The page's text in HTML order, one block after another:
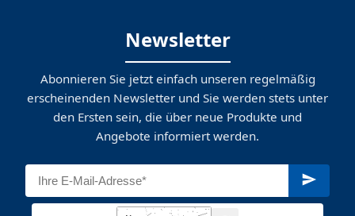
Newsletter
Abonnieren Sie jetzt einfach unseren regelmäßig
erscheinenden Newsletter und Sie werden stets unter
den Ersten sein, die über neue Produkte und
Angebote informiert werden.